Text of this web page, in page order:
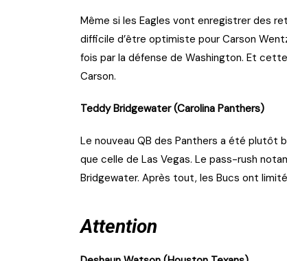
Même si les Eagles vont enregistrer des
difficile d’être optimiste pour Carson
fois par la défense de Washington. Et
Carson.
Teddy Bridgewater (Carolina Panthers)
Le nouveau QB des Panthers a été plutôt
que celle de Las Vegas. Le pass-rush
Bridgewater. Après tout, les Bucs ont
Attention